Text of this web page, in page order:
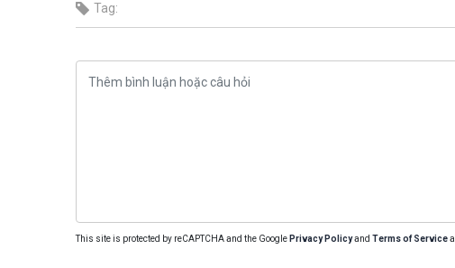
Tag:
This site is protected by reCAPTCHA and the Google Privacy Policyand Terms of Service